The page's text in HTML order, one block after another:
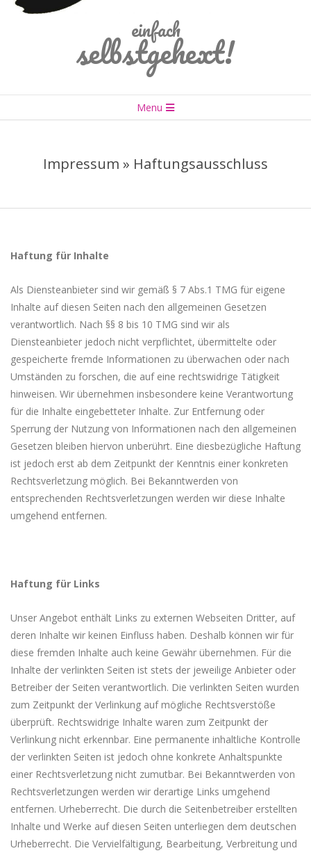
einfach
selbstgehext!
Navigation
Menu
Impressum » Haftungsausschluss
Haftung für Inhalte
Als Diensteanbieter sind wir gemäß § 7 Abs.1 TMG für eigene
Inhalte auf diesen Seiten nach den allgemeinen Gesetzen
verantwortlich. Nach §§ 8 bis 10 TMG sind wir als
Diensteanbieter jedoch nicht verpflichtet, übermittelte oder
gespeicherte fremde Informationen zu überwachen oder nach
Umständen zu forschen, die auf eine rechtswidrige Tätigkeit
hinweisen. Wir übernehmen insbesondere keine Verantwortung
für die Inhalte eingebetteter Inhalte. Zur Entfernung oder
Sperrung der Nutzung von Informationen nach den allgemeinen
Gesetzen bleiben hiervon unberührt. Eine diesbezügliche Haftung
ist jedoch erst ab dem Zeitpunkt der Kenntnis einer konkreten
Rechtsverletzung möglich. Bei Bekanntwerden von
entsprechenden Rechtsverletzungen werden wir diese Inhalte
umgehend entfernen.
Haftung für Links
Unser Angebot enthält Links zu externen Webseiten Dritter, auf
deren Inhalte wir keinen Einfluss haben. Deshalb können wir für
diese fremden Inhalte auch keine Gewähr übernehmen. Für die
Inhalte der verlinkten Seiten ist stets der jeweilige Anbieter oder
Betreiber der Seiten verantwortlich. Die verlinkten Seiten wurden
zum Zeitpunkt der Verlinkung auf mögliche Rechtsverstöße
überprüft. Rechtswidrige Inhalte waren zum Zeitpunkt der
Verlinkung nicht erkennbar. Eine permanente inhaltliche Kontrolle
der verlinkten Seiten ist jedoch ohne konkrete Anhaltspunkte
einer Rechtsverletzung nicht zumutbar. Bei Bekanntwerden von
Rechtsverletzungen werden wir derartige Links umgehend
entfernen. Urheberrecht. Die durch die Seitenbetreiber erstellten
Inhalte und Werke auf diesen Seiten unterliegen dem deutschen
Urheberrecht. Die Vervielfältigung, Bearbeitung, Verbreitung und